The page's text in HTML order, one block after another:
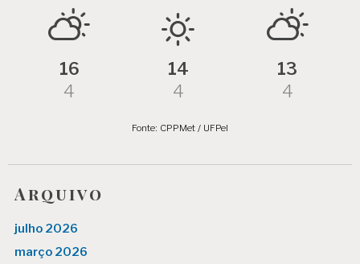
16
4
14
4
13
4
Fonte: CPPMet / UFPel
Arquivo
julho 2026
março 2026